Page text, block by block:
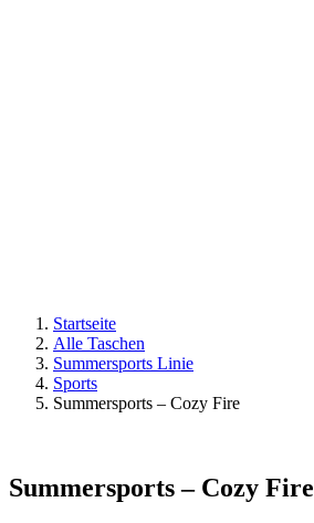
Startseite
Alle Taschen
Summersports Linie
Sports
Summersports – Cozy Fire
Summersports – Cozy Fire